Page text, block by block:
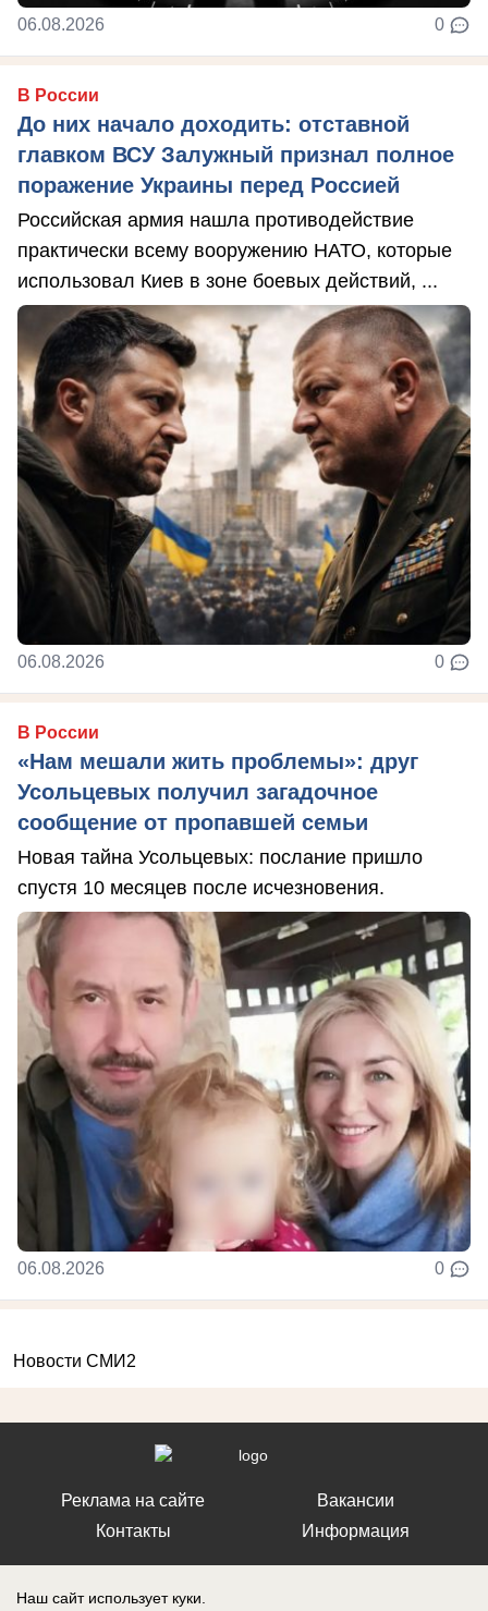
06.08.2026 0
В России
До них начало доходить: отставной
главком ВСУ Залужный признал полное
поражение Украины перед Россией
Российская армия нашла противодействие
практически всему вооружению НАТО, которые
использовал Киев в зоне боевых действий, ...
06.08.2026 0
В России
«Нам мешали жить проблемы»: друг
Усольцевых получил загадочное
сообщение от пропавшей семьи
Новая тайна Усольцевых: послание пришло
спустя 10 месяцев после исчезновения.
06.08.2026 0
Новости СМИ2
Реклама на сайте
Контакты
Вакансии
Информация
Наш сайт использует куки.